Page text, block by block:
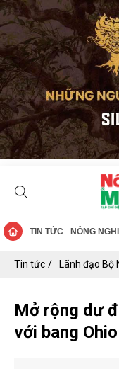
TIN TỨC NÔNG
Tin tức Lãnh đạo Bộ
Mở rộng dư
với bang Ohio